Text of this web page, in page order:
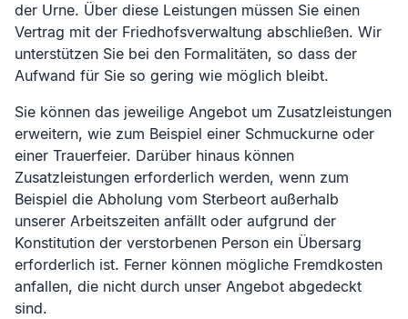
der Urne. Über diese Leistungen müssen Sie einen
Vertrag mit der Friedhofsverwaltung abschließen. Wir
unterstützen Sie bei den Formalitäten, so dass der
Aufwand für Sie so gering wie möglich bleibt.
Sie können das jeweilige Angebot um Zusatzleistungen
erweitern, wie zum Beispiel einer Schmuckurne oder
einer Trauerfeier. Darüber hinaus können
Zusatzleistungen erforderlich werden, wenn zum
Beispiel die Abholung vom Sterbeort außerhalb
unserer Arbeitszeiten anfällt oder aufgrund der
Konstitution der verstorbenen Person ein Übersarg
erforderlich ist. Ferner können mögliche Fremdkosten
anfallen, die nicht durch unser Angebot abgedeckt
sind.